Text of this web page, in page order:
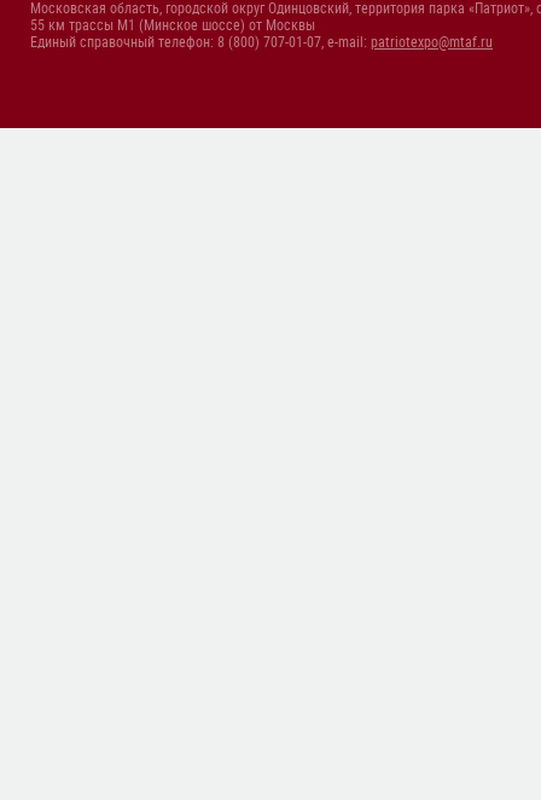
Московская область, городской округ Одинцовский, территория парка «Патриот»,
55 км трассы М1 (Минское шоссе) от Москвы
Единый справочный телефон: 8 (800) 707-01-07, e-mail: patriotexpo@mtaf.ru